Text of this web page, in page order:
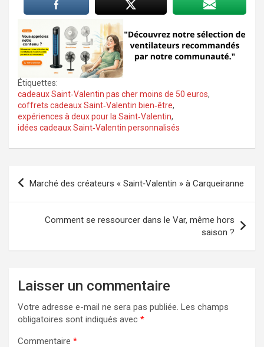
Étiquettes:
cadeaux Saint‑Valentin pas cher moins de 50 euros,
coffrets cadeaux Saint‑Valentin bien‑être,
expériences à deux pour la Saint‑Valentin,
idées cadeaux Saint‑Valentin personnalisés
Navigation
Marché des créateurs « Saint‑Valentin » à Carqueiranne
Comment se ressourcer dans le Var, même hors
saison ?
Laisser un commentaire
Votre adresse e-mail ne sera pas publiée. Les champs
obligatoires sont indiqués avec *
Commentaire *